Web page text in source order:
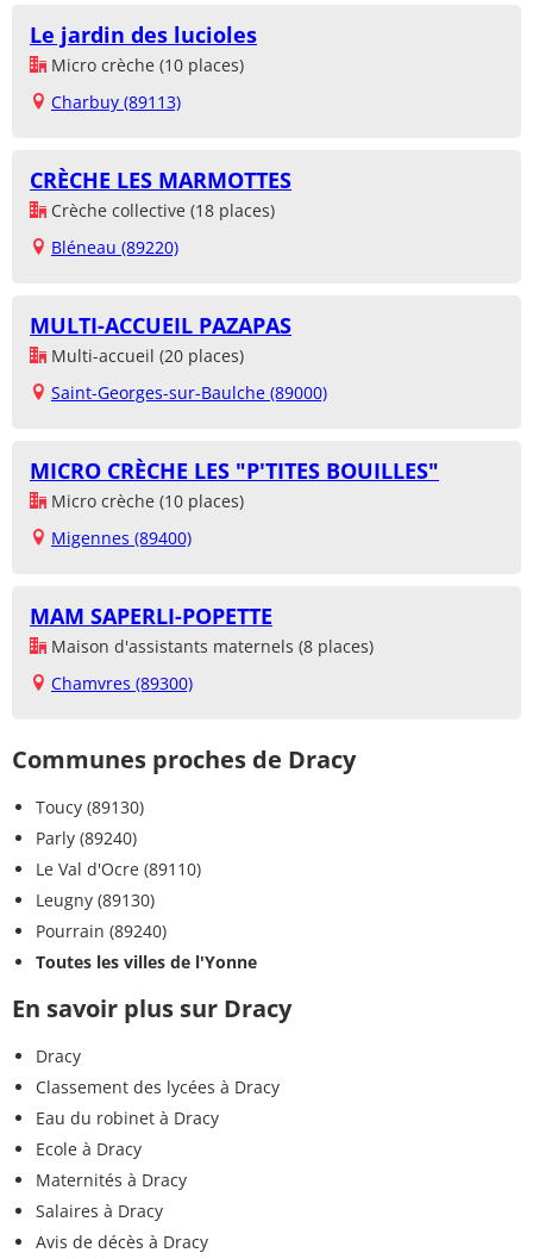
Le jardin des lucioles
Micro crèche (10 places)
Charbuy (89113)
CRÈCHE LES MARMOTTES
Crèche collective (18 places)
Bléneau (89220)
MULTI-ACCUEIL PAZAPAS
Multi-accueil (20 places)
Saint-Georges-sur-Baulche (89000)
MICRO CRÈCHE LES "P'TITES BOUILLES"
Micro crèche (10 places)
Migennes (89400)
MAM SAPERLI-POPETTE
Maison d'assistants maternels (8 places)
Chamvres (89300)
Communes proches de Dracy
Toucy (89130)
Parly (89240)
Le Val d'Ocre (89110)
Leugny (89130)
Pourrain (89240)
Toutes les villes de l'Yonne
En savoir plus sur Dracy
Dracy
Classement des lycées à Dracy
Eau du robinet à Dracy
Ecole à Dracy
Maternités à Dracy
Salaires à Dracy
Avis de décès à Dracy